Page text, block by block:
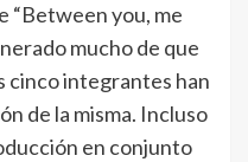
“Between you, me
mucho de que
cinco integrantes han
de la misma. Incluso
en conjunto